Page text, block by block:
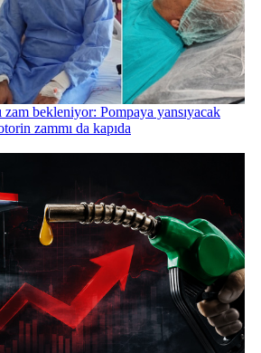
zam bekleniyor: Pompaya yansıyacak
zammı da kapıda